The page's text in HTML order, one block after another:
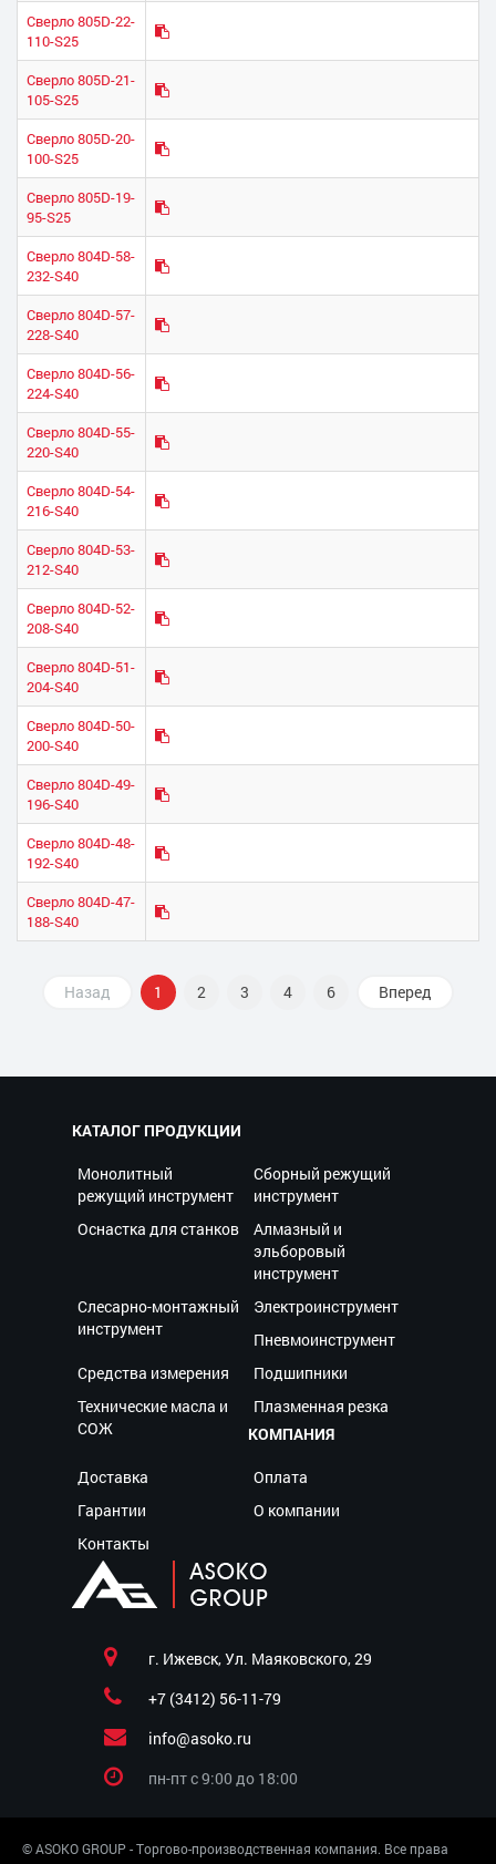
Сверло 805D-22-
110-S25
Сверло 805D-21-
105-S25
Сверло 805D-20-
100-S25
Сверло 805D-19-
95-S25
Сверло 804D-58-
232-S40
Сверло 804D-57-
228-S40
Сверло 804D-56-
224-S40
Сверло 804D-55-
220-S40
Сверло 804D-54-
216-S40
Сверло 804D-53-
212-S40
Сверло 804D-52-
208-S40
Сверло 804D-51-
204-S40
Сверло 804D-50-
200-S40
Сверло 804D-49-
196-S40
Сверло 804D-48-
192-S40
Сверло 804D-47-
188-S40
Назад 1 2 3 4 6 Вперед
КАТАЛОГ ПРОДУКЦИИ
Монолитный
режущий инструмент
Сборный режущий
инструмент
Оснастка для станков
Алмазный и
эльборовый
инструмент
Слесарно-монтажный
инструмент
Электроинструмент
Пневмоинструмент
Средства измерения
Подшипники
Технические масла и
СОЖ
Плазменная резка
КОМПАНИЯ
Доставка
Оплата
Гарантии
О компании
Контакты
г. Ижевск, Ул. Маяковского, 29
+7 (3412) 56-11-79
info@asoko.ru
пн-пт c 9:00 до 18:00
© ASOKO GROUP - Торгово-производственная компания. Все права